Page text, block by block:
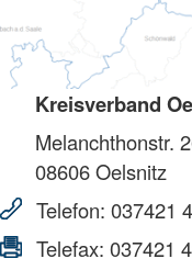
Kreisverband
Melanchthonstr.
08606Oelsnitz
Telefon: 037421
Telefax: 037421